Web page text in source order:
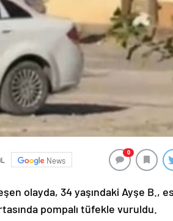
News
0
olayda, 34 yaşındaki Ayşe B.,
pompalı tüfekle vuruldu.